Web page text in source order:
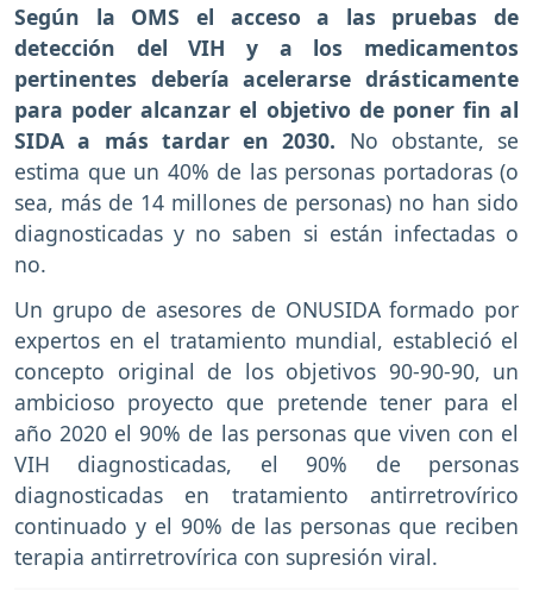
Según la OMS el acceso a las pruebas de
detección del VIH y a los medicamentos
pertinentes debería acelerarse drásticamente
para poder alcanzar el objetivo de poner fin al
SIDA a más tardar en 2030. No obstante, se
estima que un 40% de las personas portadoras (o
sea, más de 14 millones de personas) no han sido
diagnosticadas y no saben si están infectadas o
no.
Un grupo de asesores de ONUSIDA formado por
expertos en el tratamiento mundial, estableció el
concepto original de los objetivos 90-90-90, un
ambicioso proyecto que pretende tener para el
año 2020 el 90% de las personas que viven con el
VIH diagnosticadas, el 90% de personas
diagnosticadas en tratamiento antirretrovírico
continuado y el 90% de las personas que reciben
terapia antirretrovírica con supresión viral.